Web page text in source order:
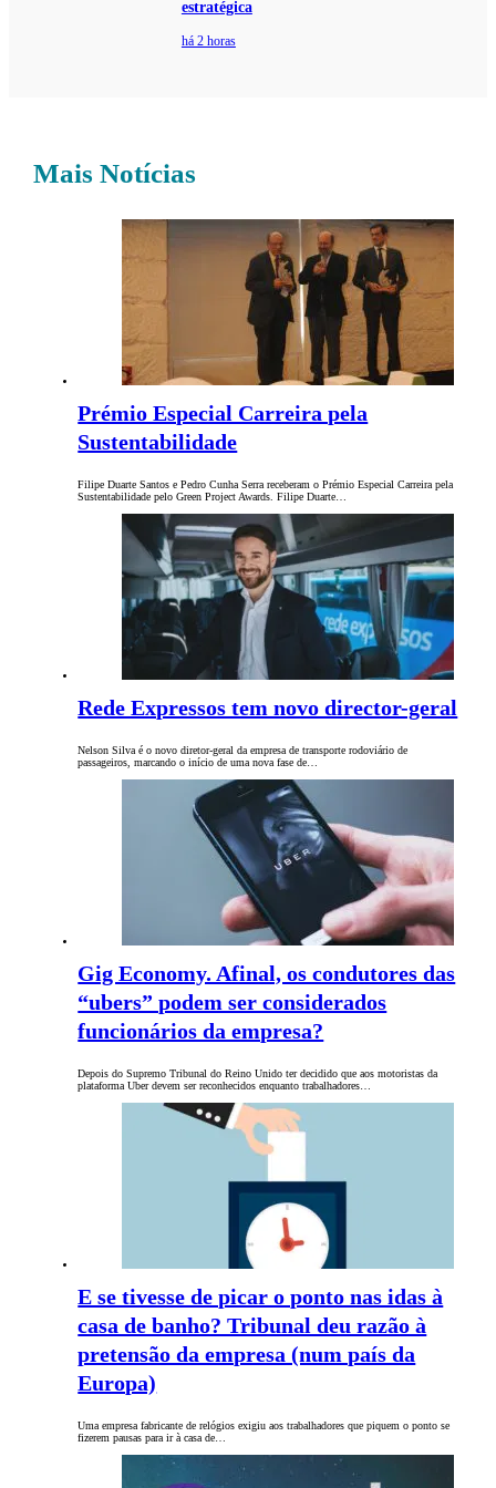
estratégica
há 2 horas
Mais Notícias
Prémio Especial Carreira pela
Sustentabilidade
Filipe Duarte Santos e Pedro Cunha Serra receberam o Prémio Especial Carreira pela
Sustentabilidade pelo Green Project Awards. Filipe Duarte…
Rede Expressos tem novo director-geral
Nelson Silva é o novo diretor-geral da empresa de transporte rodoviário de
passageiros, marcando o início de uma nova fase de…
Gig Economy. Afinal, os condutores das
“ubers” podem ser considerados
funcionários da empresa?
Depois do Supremo Tribunal do Reino Unido ter decidido que aos motoristas da
plataforma Uber devem ser reconhecidos enquanto trabalhadores…
E se tivesse de picar o ponto nas idas à
casa de banho? Tribunal deu razão à
pretensão da empresa (num país da
Europa)
Uma empresa fabricante de relógios exigiu aos trabalhadores que piquem o ponto se
fizerem pausas para ir à casa de…